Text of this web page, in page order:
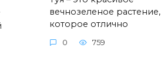
вечнозеленое растение,
которое отлично
0 759